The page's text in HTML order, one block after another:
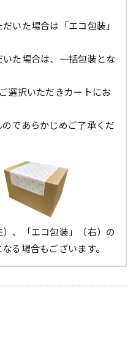
いた場合は「エコ包装」
た場合は、一括包装とな
選択いただきカートにお
であらかじめご了承くだ
、「エコ包装」（右）の
る場合もございます。